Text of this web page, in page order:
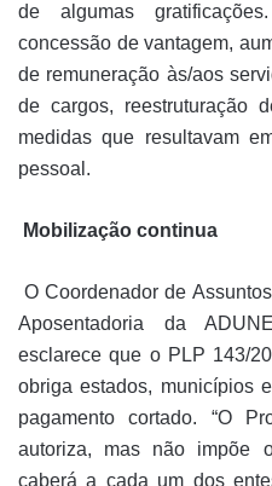
de algumas
concessão de vantagem,
de remuneração às/aos
de cargos, reestruturação
medidas que resultavam
pessoal.
Mobilização continua
O Coordenador de
Aposentadoria da
esclarece que o PLP 143/
obriga estados, municípios
pagamento cortado. “O
autoriza, mas não impõe
caberá a cada um dos